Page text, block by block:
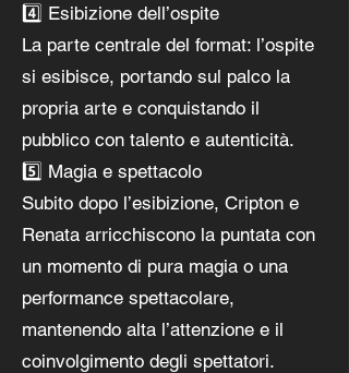
4️⃣ Esibizione dell’ospite
La parte centrale del format: l’ospite
si esibisce, portando sul palco la
propria arte e conquistando il
pubblico con talento e autenticità.
5️⃣ Magia e spettacolo
Subito dopo l’esibizione, Cripton e
Renata arricchiscono la puntata con
un momento di pura magia o una
performance spettacolare,
mantenendo alta l’attenzione e il
coinvolgimento degli spettatori.